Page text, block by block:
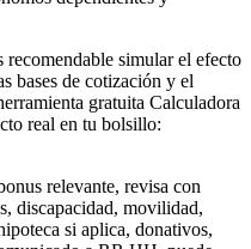
recomendable simular el efecto
bases de cotización y el
gratuita Calculadora
real en tu bolsillo:
relevante, revisa con
discapacidad, movilidad,
si aplica, donativos,